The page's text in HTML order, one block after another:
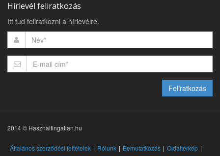
Hírlevél feliratkozás
Itt tud feliratkozni a hírlevélre.
Feliratkozás
2014 © Hasznaltingatlan.hu
Általános szerződési feltételek Rólunk Bemutatkozás Oldaltérkép